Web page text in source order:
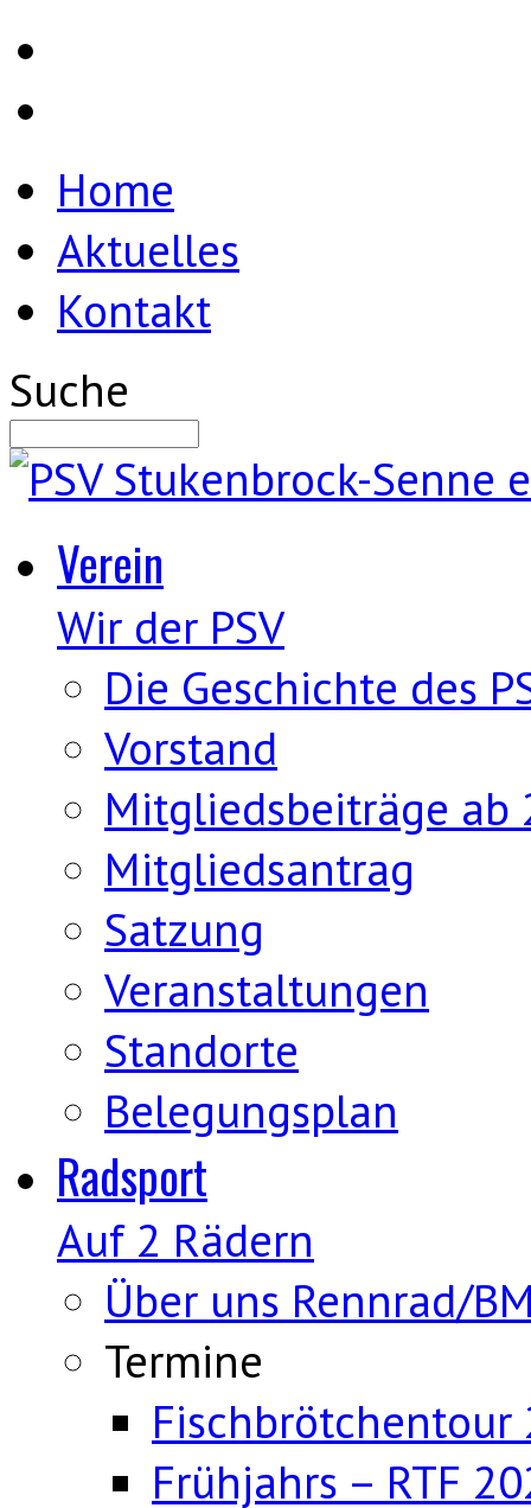
Home
Aktuelles
Kontakt
Suche
Verein
Wir der PSV
Die Geschichte des
Vorstand
Mitgliedsbeiträge ab
Mitgliedsantrag
Satzung
Veranstaltungen
Standorte
Belegungsplan
Radsport
Auf 2 Rädern
Über uns Rennrad/
Termine
Fischbrötchentour
Frühjahrs – RTF